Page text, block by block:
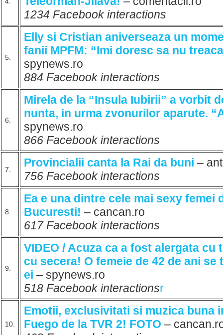
1234 Facebook interactions
5.
Elly si Cristian aniverseaza un
fanii MPFM: “Imi doresc sa nu
spynews.ro
884 Facebook interactions
6.
Mirela de la “Insula Iubirii” a vorbit
nunta, in urma zvonurilor aparute.
spynews.ro
866 Facebook interactions
7.
Provincialii canta la Rai da buni –
756 Facebook interactions
8.
Ea e una dintre cele mai sexy femei
Bucuresti! – cancan.ro
617 Facebook interactions
9.
VIDEO / Acuza ca a fost alergata cu
cu secera! O femeie de 42 de ani se
ei – spynews.ro
518 Facebook interactionsr
10.
Emotii, exclusivitati si muzica buna
Fuego de la TVR 2! FOTO –